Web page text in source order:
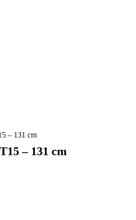
– 131 cm
– 131 cm